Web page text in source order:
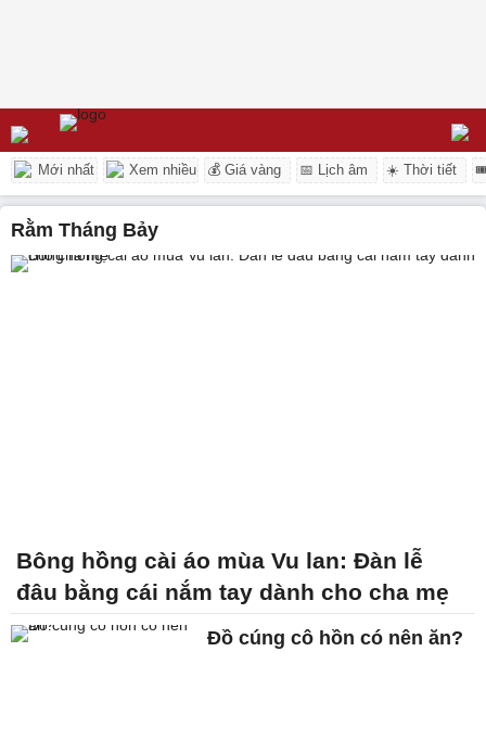
Mới nhất Xem nhiều 💰 Giá vàng 📅 Lịch âm ☀️ Thời tiết
rằm Tháng Bảy
Bông hồng cài áo mùa Vu lan: Đàn lễ
đâu bằng cái nắm tay dành cho cha mẹ
Đồ cúng cô hồn có nên ăn?